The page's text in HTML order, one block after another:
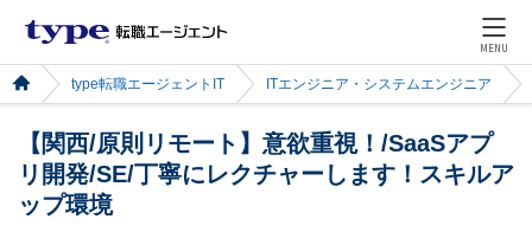
MENU
type転職エージェントIT ITエンジニア・システムエンジニア
【関西/原則リモート】意欲重視！/SaaSアプ
リ開発/SE/丁寧にレクチャーします！スキルア
ップ環境